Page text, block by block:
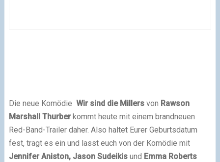
Die neue Komödie Wir sind die Millersvon Rawson
Marshall Thurberkommt heute mit einem brandneuen
Red-Band-Trailer daher. Also haltet Eurer Geburtsdatum
fest, tragt es ein und lasst euch von der Komödie mit
Jennifer Aniston, Jason Sudeikis und Emma Roberts